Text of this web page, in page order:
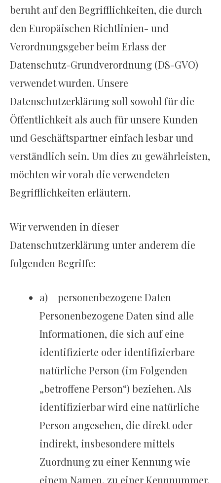
beruht auf den Begrifflichkeiten, die durch
den Europäischen Richtlinien- und
Verordnungsgeber beim Erlass der
Datenschutz-Grundverordnung (DS-GVO)
verwendet wurden. Unsere
Datenschutzerklärung soll sowohl für die
Öffentlichkeit als auch für unsere Kunden
und Geschäftspartner einfach lesbar und
verständlich sein. Um dies zu gewährleisten,
möchten wir vorab die verwendeten
Begrifflichkeiten erläutern.
Wir verwenden in dieser
Datenschutzerklärung unter anderem die
folgenden Begriffe:
a) personenbezogene Daten
Personenbezogene Daten sind alle
Informationen, die sich auf eine
identifizierte oder identifizierbare
natürliche Person (im Folgenden
„betroffene Person“) beziehen. Als
identifizierbar wird eine natürliche
Person angesehen, die direkt oder
indirekt, insbesondere mittels
Zuordnung zu einer Kennung wie
einem Namen, zu einer Kennnummer,